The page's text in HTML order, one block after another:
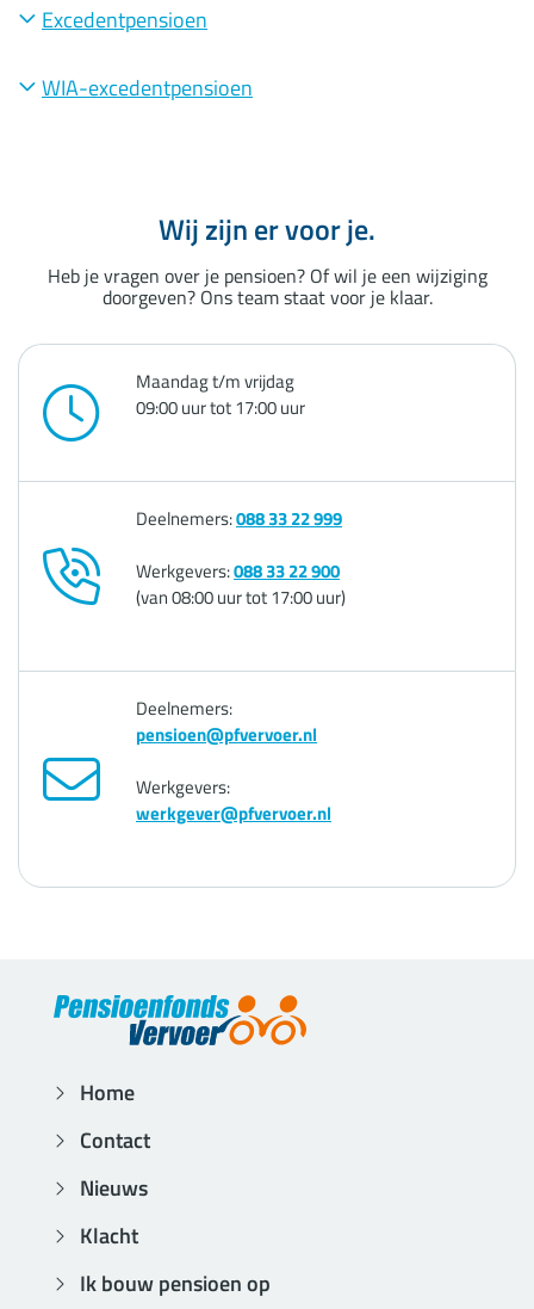
Excedentpensioen
WIA-excedentpensioen
Wij zijn er voor je.
Heb je vragen over je pensioen? Of wil je een wijziging
doorgeven? Ons team staat voor je klaar.
Maandag t/m vrijdag
09:00 uur tot 17:00 uur
Deelnemers:088 33 22 999
Werkgevers:088 33 22 900
(van 08:00 uur tot 17:00 uur)
Deelnemers:
pensioen@pfvervoer.nl
Werkgevers:
werkgever@pfvervoer.nl
Home
Contact
Nieuws
Klacht
Ik bouw pensioen op